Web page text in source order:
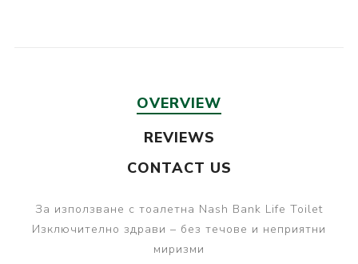
OVERVIEW
REVIEWS
CONTACT US
За използване с тоалетна Nash Bank Life Toilet
Изключително здрави – без течове и неприятни
миризми